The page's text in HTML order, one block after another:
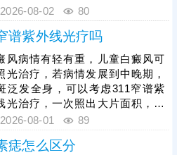
医生操作，告知术前术后护理事
一次治疗成功率更高。
素细胞已受损，治疗难度会明显
，家长切勿病急乱投医，随意使
方、激素类药膏盲目医治，儿童
风需遵循科学诊疗原则，临床多
综合性治疗方案，像中医定向、
渗透联合308激光是常用且安全
的方法，适配儿童体质，能够内
顾修复黑色素细胞，复色效果明
白癜风治疗是循序渐进的过程，
需坚持
2026-08-02 80
谱紫外线光疗吗
风病情有轻有重，儿童白癜风可
光治疗，若病情发展到中晚期，
泛发全身，可以考虑311窄谱紫
光治疗，一次照出大片面积，节
次照光时间和费用;若白斑面积较
疗，靶向性好，起效快，安全性
2026-08-01 89
痣怎么区分